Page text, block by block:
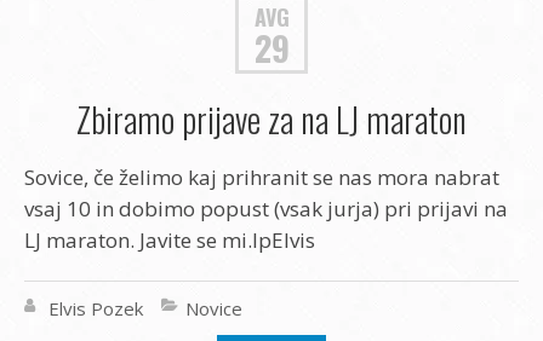
AVG
29
Zbiramo prijave za na LJ maraton
Sovice, če želimo kaj prihranit se nas mora nabrat
vsaj 10 in dobimo popust (vsak jurja) pri prijavi na
LJ maraton. Javite se mi.lpElvis
Elvis Pozek Novice